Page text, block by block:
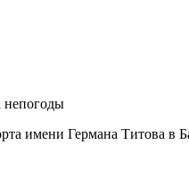
имени Германа Титова в